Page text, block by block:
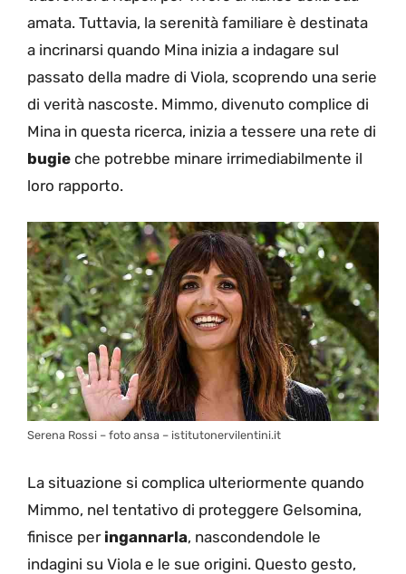
amata. Tuttavia, la serenità familiare è destinata
a incrinarsi quando Mina inizia a indagare sul
passato della madre di Viola, scoprendo una serie
di verità nascoste. Mimmo, divenuto complice di
Mina in questa ricerca, inizia a tessere una rete di
bugie che potrebbe minare irrimediabilmente il
loro rapporto.
Serena Rossi – foto ansa – istitutonervilentini.it
La situazione si complica ulteriormente quando
Mimmo, nel tentativo di proteggere Gelsomina,
finisce per ingannarla, nascondendole le
indagini su Viola e le sue origini. Questo gesto,